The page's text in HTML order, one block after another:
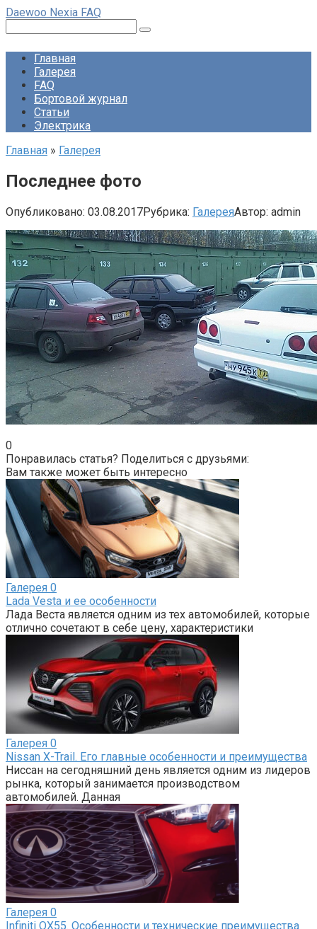
Перейти
контенту
Daewoo Nexia FAQ
Главная
Галерея
FAQ
Бортовой журнал
Статьи
Электрика
Главная » Галерея
Последнее фото
Опубликовано: 03.08.2017Рубрика: ГалереяАвтор: admin
0
Понравилась статья? Поделиться с друзьями:
Вам также может быть интересно
Галерея 0
Lada Vesta и ее особенности
Лада Веста является одним из тех автомобилей, которые
отлично сочетают в себе цену, характеристики
Галерея 0
Nissan X-Trail. Его главные особенности и преимущества
Ниссан на сегодняшний день является одним из лидеров
рынка, который занимается производством
автомобилей. Данная
Галерея 0
Infiniti QX55. Особенности и технические преимущества